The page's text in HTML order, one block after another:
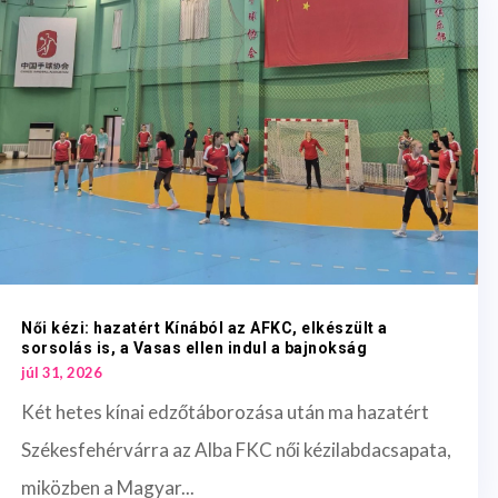
Női kézi: hazatért Kínából az AFKC, elkészült a
sorsolás is, a Vasas ellen indul a bajnokság
júl 31, 2026
Két hetes kínai edzőtáborozása után ma hazatért
Székesfehérvárra az Alba FKC női kézilabdacsapata,
miközben a Magyar...